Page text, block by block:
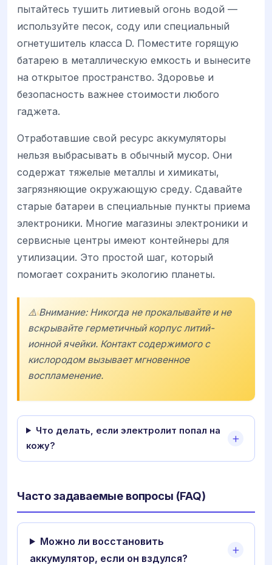
пытайтесь тушить литиевый огонь водой —
используйте песок, соду или специальный
огнетушитель класса D. Поместите горящую
батарею в металлическую емкость и вынесите
на открытое пространство. Здоровье и
безопасность важнее стоимости любого
гаджета.
Отработавшие свой ресурс аккумуляторы
нельзя выбрасывать в обычный мусор. Они
содержат тяжелые металлы и химикаты,
загрязняющие окружающую среду. Сдавайте
старые батареи в специальные пункты приема
электроники. Многие магазины электроники и
сервисные центры имеют контейнеры для
утилизации. Это простой шаг, который
помогает сохранить экологию планеты.
⚠️ Внимание: Никогда не прокалывайте и не
вскрывайте герметичный корпус литий-
ионной ячейки. Контакт содержимого с
кислородом вызывает мгновенное
воспламенение.
Что делать, если электролит попал на
кожу?
Часто задаваемые вопросы (FAQ)
Можно ли восстановить
аккумулятор, если он вздулся?